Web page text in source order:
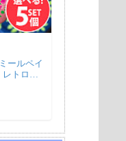
ールペイ
トロテ